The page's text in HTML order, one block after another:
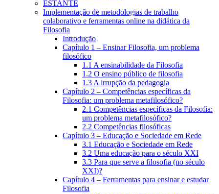
ESTANTE
Implementação de metodologias de trabalho
colaborativo e ferramentas online na didática da
Filosofia
Introdução
Capítulo 1 – Ensinar Filosofia, um problema
filosófico
1.1 A ensinabilidade da Filosofia
1.2 O ensino público de filosofia
1.3 A irrupção da pedagogia
Capítulo 2 – Competências específicas da
Filosofia: um problema metafilosófico?
2.1 Competências específicas da Filosofia:
um problema metafilosófico?
2.2 Competências filosóficas
Capítulo 3 – Educação e Sociedade em Rede
3.1 Educação e Sociedade em Rede
3.2 Uma educação para o século XXI
3.3 Para que serve a filosofia (no século
XXI)?
Capítulo 4 – Ferramentas para ensinar e estudar
Filosofia